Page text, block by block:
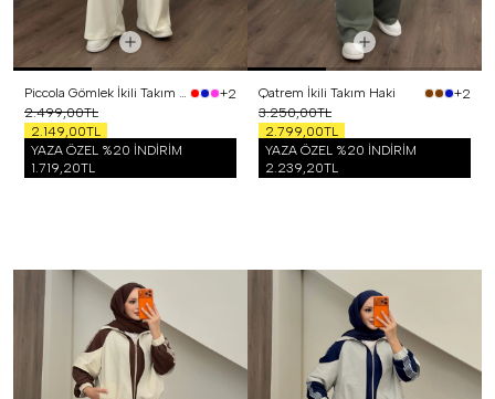
Piccola Gömlek İkili Takım Lacivert
+2
2.499,00TL
2.149,00TL
YAZA ÖZEL %20 İNDİRİM
1.719,20TL
Qatrem İkili Takım Haki
+2
3.250,00TL
2.799,00TL
YAZA ÖZEL %20 İNDİRİM
2.239,20TL